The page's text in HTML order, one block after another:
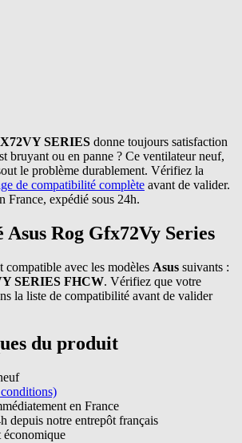
SERIES donne toujours satisfaction
bruyant ou en panne ? Ce ventilateur neuf,
le problème durablement. Vérifiez la
de compatibilité complète avant de valider.
France, expédié sous 24h.
Rog Gfx72Vy Series
compatible avec les modèles Asus suivants :
SERIES FHCW. Vérifiez que votre
la liste de compatibilité avant de valider
du produit
en France
depuis notre entrepôt français
économique